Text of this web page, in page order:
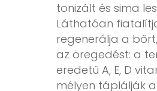
tonizált és sima
Láthatóan
regenerálja a
az öregedést: a
eredetű A, E, D
mélyen táplálják